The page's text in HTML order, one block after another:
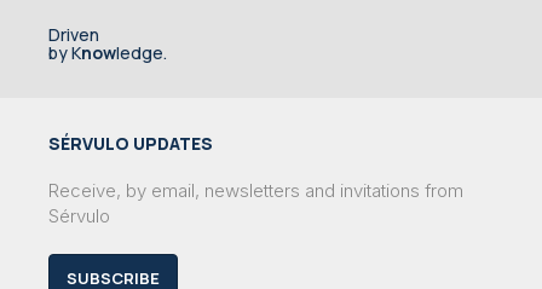
Driven
by Knowledge.
SÉRVULO UPDATES
Receive, by email, newsletters and invitations from
Sérvulo
SUBSCRIBE